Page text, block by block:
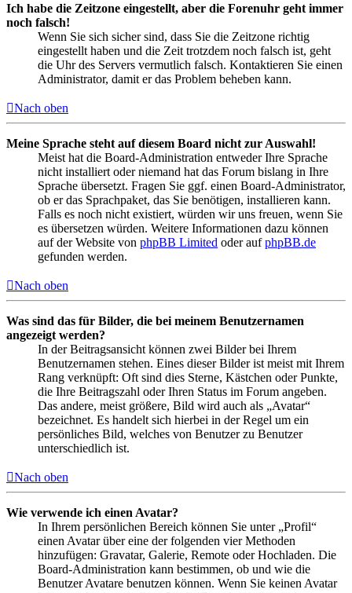
Ich habe die Zeitzone eingestellt, aber die Forenuhr geht immer
noch falsch!
Wenn Sie sich sicher sind, dass Sie die Zeitzone richtig
eingestellt haben und die Zeit trotzdem noch falsch ist, geht
die Uhr des Servers vermutlich falsch. Kontaktieren Sie einen
Administrator, damit er das Problem beheben kann.
Nach oben
Meine Sprache steht auf diesem Board nicht zur Auswahl!
Meist hat die Board-Administration entweder Ihre Sprache
nicht installiert oder niemand hat das Forum bislang in Ihre
Sprache übersetzt. Fragen Sie ggf. einen Board-Administrator,
ob er das Sprachpaket, das Sie benötigen, installieren kann.
Falls es noch nicht existiert, würden wir uns freuen, wenn Sie
es übersetzen würden. Weitere Informationen dazu können
auf der Website von phpBB Limited oder aufphpBB.de
gefunden werden.
Nach oben
Was sind das für Bilder, die bei meinem Benutzernamen
angezeigt werden?
In der Beitragsansicht können zwei Bilder bei Ihrem
Benutzernamen stehen. Eines dieser Bilder ist meist mit Ihrem
Rang verknüpft: Oft sind dies Sterne, Kästchen oder Punkte,
die Ihre Beitragszahl oder Ihren Status im Forum angeben.
Das andere, meist größere, Bild wird auch als „Avatar“
bezeichnet. Es handelt sich hierbei in der Regel um ein
persönliches Bild, welches von Benutzer zu Benutzer
unterschiedlich ist.
Nach oben
Wie verwende ich einen Avatar?
In Ihrem persönlichen Bereich können Sie unter „Profil“
einen Avatar über eine der folgenden vier Methoden
hinzufügen: Gravatar, Galerie, Remote oder Hochladen. Die
Board-Administration kann bestimmen, ob und wie die
Benutzer Avatare benutzen können. Wenn Sie keinen Avatar